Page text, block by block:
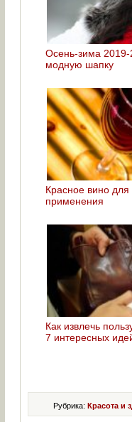
Осень-зима
модную шапку
Красное вино
применения
Как извлечь
7 интересных
Рубрика:Красота и